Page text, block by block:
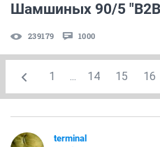
Шамшиных 90/5
239179 1000
1 ... 14 15 16
terminal